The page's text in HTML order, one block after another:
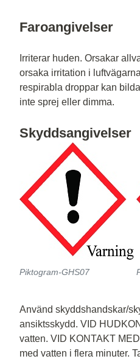
Faroangivelser
Irriterar huden. Orsakar
orsaka irritation i
respirabla droppar kan
inte sprej eller dimma.
Skyddsangivelser
Piktogram-GHS07
Använd skyddshandskar/
ansiktsskydd. VID
vatten. VID KONTAKT
med vatten i flera minuter.